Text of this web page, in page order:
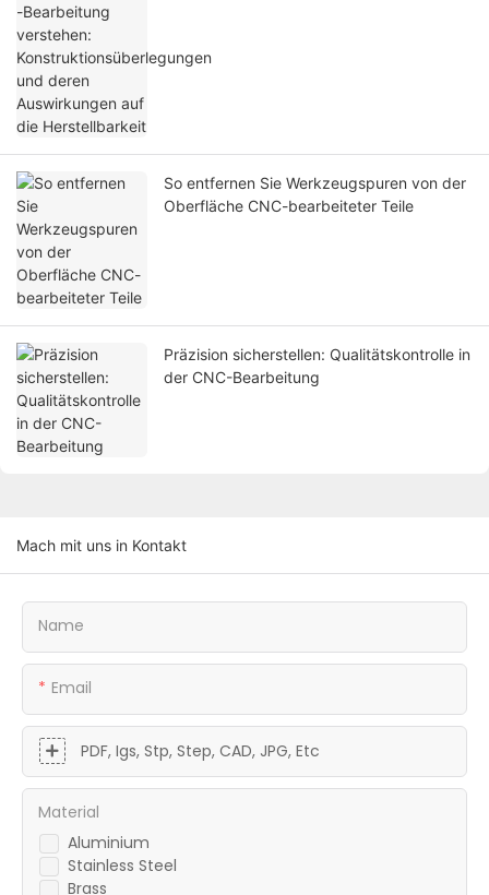
So entfernen Sie Werkzeugspuren von der
Oberfläche CNC-bearbeiteter Teile
Präzision sicherstellen: Qualitätskontrolle in
der CNC-Bearbeitung
Mach mit uns in Kontakt
Name
Email
PDF, Igs, Stp, Step, CAD, JPG, Etc
Aluminium
Stainless Steel
Brass
Material